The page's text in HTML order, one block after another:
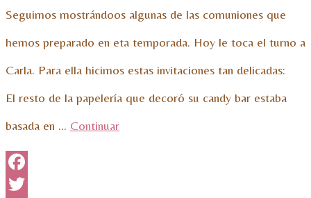
Seguimos mostrándoos algunas de las comuniones que
hemos preparado en eta temporada. Hoy le toca el turno a
Carla. Para ella hicimos estas invitaciones tan delicadas:
El resto de la papelería que decoró su candy bar estaba
basada en … Continuar
Facebook